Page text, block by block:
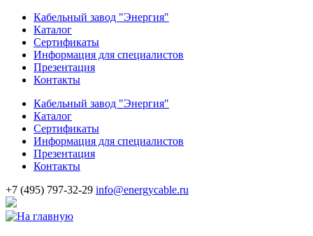
Кабельный завод "Энергия"
Каталог
Сертификаты
Информация для специалистов
Презентация
Контакты
Кабельный завод "Энергия"
Каталог
Сертификаты
Информация для специалистов
Презентация
Контакты
+7 (495) 797-32-29 info@energycable.ru